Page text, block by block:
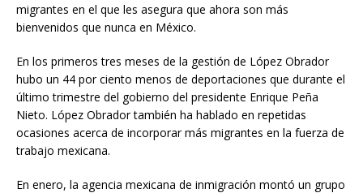
migrantes en el que les asegura que ahora son más
bienvenidos que nunca en México.
En los primeros tres meses de la gestión de López Obrador
hubo un 44 por ciento menos de deportaciones que durante el
último trimestre del gobierno del presidente Enrique Peña
Nieto. López Obrador también ha hablado en repetidas
ocasiones acerca de incorporar más migrantes en la fuerza de
trabajo mexicana.
En enero, la agencia mexicana de inmigración montó un grupo